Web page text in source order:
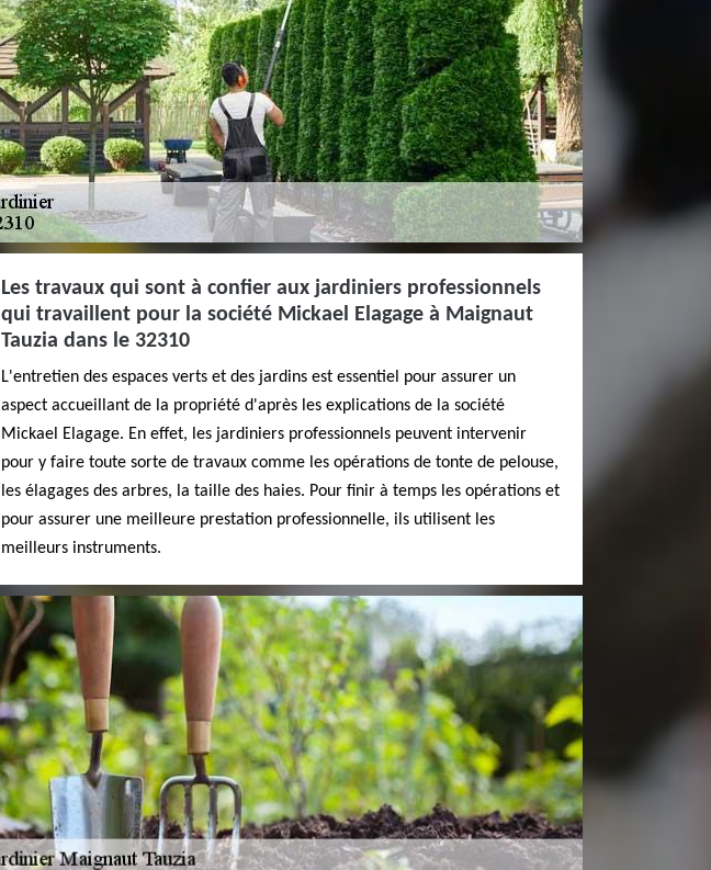
Les travaux qui sont à confier aux jardiniers professionnels
qui travaillent pour la société Mickael Elagage à Maignaut
Tauzia dans le 32310
L'entretien des espaces verts et des jardins est essentiel pour assurer un
aspect accueillant de la propriété d'après les explications de la société
Mickael Elagage. En effet, les jardiniers professionnels peuvent intervenir
pour y faire toute sorte de travaux comme les opérations de tonte de pelouse,
les élagages des arbres, la taille des haies. Pour finir à temps les opérations et
pour assurer une meilleure prestation professionnelle, ils utilisent les
meilleurs instruments.